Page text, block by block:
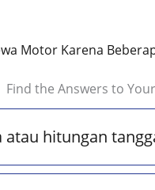
Motor Karena
Find the Answers to
hitungan